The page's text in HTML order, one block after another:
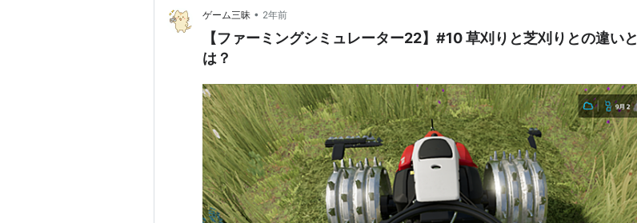
ゲーム三昧 • 2年前
【ファーミングシミュレーター22】#10 草刈りと芝刈りとの違いと
は？